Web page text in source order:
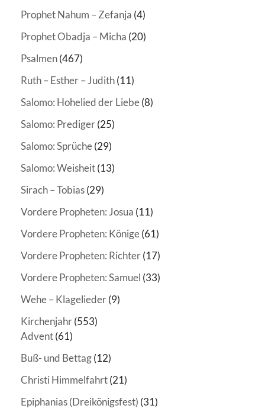
Prophet Nahum – Zefanja (4)
Prophet Obadja – Micha (20)
Psalmen(467)
Ruth – Esther – Judith(11)
Salomo: Hohelied der Liebe(8)
Salomo: Prediger(25)
Salomo: Sprüche(29)
Salomo: Weisheit(13)
Sirach – Tobias(29)
Vordere Propheten: Josua (11)
Vordere Propheten: Könige(61)
Vordere Propheten: Richter(17)
Vordere Propheten: Samuel (33)
Wehe – Klagelieder(9)
Kirchenjahr(553)
Advent(61)
Buß- und Bettag(12)
Christi Himmelfahrt(21)
Epiphanias (Dreikönigsfest) (31)